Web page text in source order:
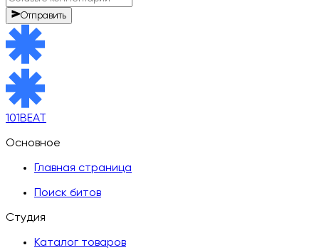
Отправить
101BEAT
Основное
Главная страница
Поиск битов
Студия
Каталог товаров